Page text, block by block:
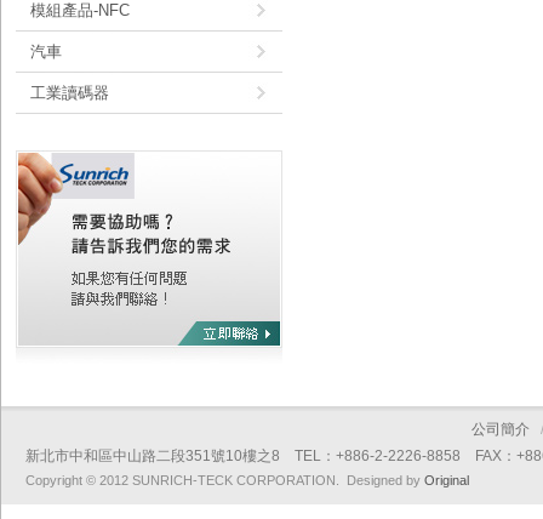
模組產品-NFC
汽車
工業讀碼器
公司簡介 /
新北市中和區中山路二段351號10樓之8 TEL：+886-2-2226-8858 FAX：
Copyright © 2012 SUNRICH-TECK CORPORATION. Designed by Original